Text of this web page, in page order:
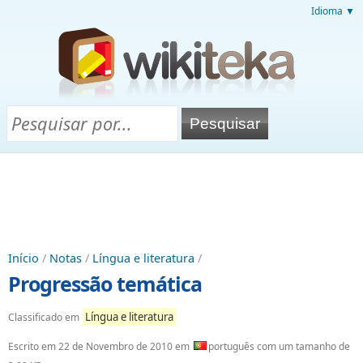
Idioma ▼
Início / Notas / Língua e literatura /
Progressão temática
Classificado em Língua e literatura
Escrito em22 de Novembro de 2010em
português com um tamanho de